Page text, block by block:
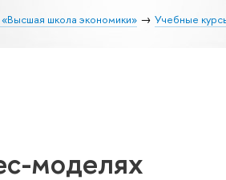
школа экономики» Учебные
моделях